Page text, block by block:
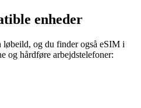
enheder
løbeild, og du finder også eSIM i
og hårdføre arbejdstelefoner: